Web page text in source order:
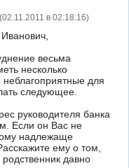
(02.11.2011 в 02:18:16)
весьма
несколько
неблагоприятные для
следующее.
руководителя банка
Если он Вас не
надлежаще
ему о том,
давно